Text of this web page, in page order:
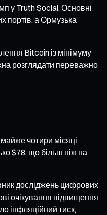
у Truth Social. Основні
портів, а Ормузька
Bitcoin із мінімуму
розглядати переважно
чотири місяці
$78, що більш ніж на
досліджень цифрових
очікування підвищення
інфляційний тиск,